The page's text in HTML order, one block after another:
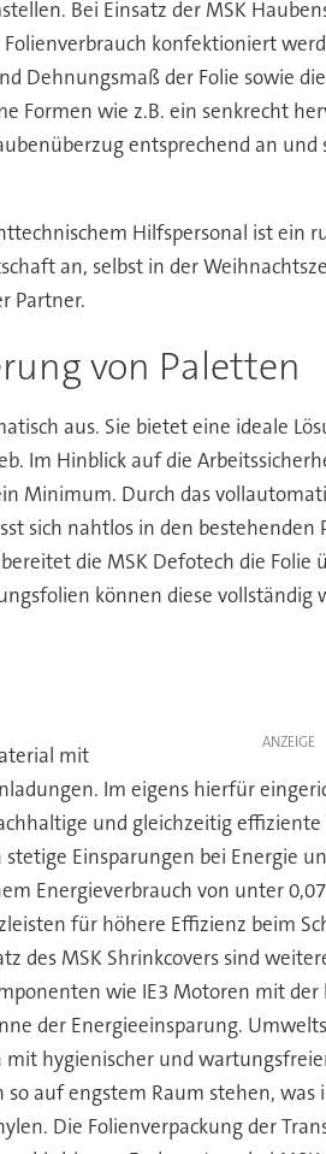
Bei Einsatz der MSK
konfektioniert
der Folie sowie
Formen wie z.B. ein senkrecht
entsprechend an
Hilfspersonal ist ein
an, selbst in der
Partner.
von Paletten
aus. Sie bietet eine ideale
Im Hinblick auf die
Minimum. Durch das
sich nahtlos in den bestehenden
die MSK Defotech die Folie
können diese
ANZEIGE
mit
Im eigens hierfür
und gleichzeitig
Einsparungen bei Energie
Energieverbrauch von unter
für höhere Effizienz beim
des MSK Shrinkcovers sind
wie IE3 Motoren mit
der Energieeinsparung.
hygienischer und
auf engstem Raum stehen,
Die Folienverpackung der